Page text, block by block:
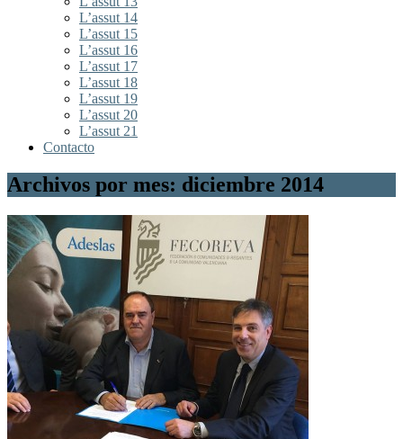
L’assut 14
L’assut 15
L’assut 16
L’assut 17
L’assut 18
L’assut 19
L’assut 20
L’assut 21
Contacto
Archivos por mes: diciembre 2014